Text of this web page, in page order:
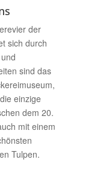
der
sich durch
sind das
einzige
dem 20.
mit einem
Tulpen.